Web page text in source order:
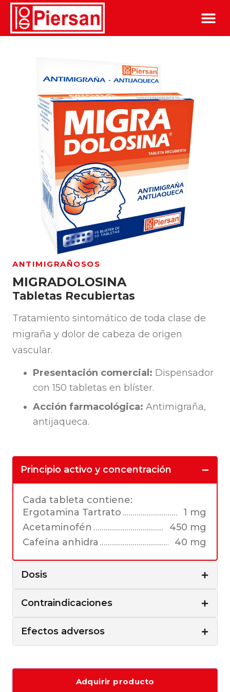
ANTIMIGRAÑOSOS
MIGRADOLOSINA
Tabletas Recubiertas
Tratamiento sintomático de toda clase de
migraña y dolor de cabeza de origen
vascular.
Presentación comercial: Dispensador
con 150 tabletas en blíster.
Acción farmacológica: Antimigraña,
antijaqueca.
Principio activo y concentración
Cada tableta contiene:
Ergotamina Tartrato
1 mg
Acetaminofén
450 mg
Cafeína anhidra
40 mg
Dosis
Contraindicaciones
Efectos adversos
Adquirir producto